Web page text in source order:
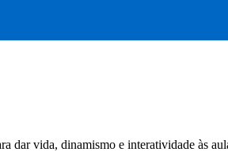
dar vida, dinamismo e interatividade às